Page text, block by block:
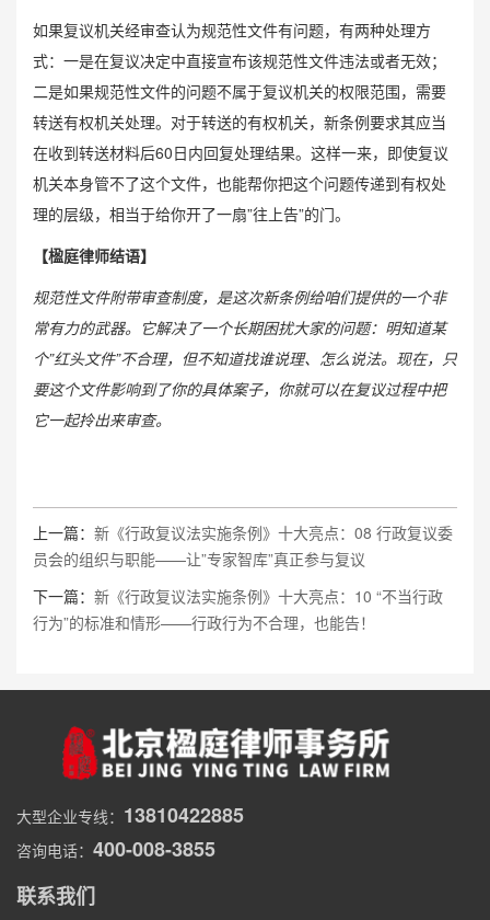
如果复议机关经审查认为规范性文件有问题，有两种处理方
式：一是在复议决定中直接宣布该规范性文件违法或者无效；
二是如果规范性文件的问题不属于复议机关的权限范围，需要
转送有权机关处理。对于转送的有权机关，新条例要求其应当
在收到转送材料后60日内回复处理结果。这样一来，即使复议
机关本身管不了这个文件，也能帮你把这个问题传递到有权处
理的层级，相当于给你开了一扇”往上告”的门。
【楹庭律师结语】
规范性文件附带审查制度，是这次新条例给咱们提供的一个非
常有力的武器。它解决了一个长期困扰大家的问题：明知道某
个”红头文件”不合理，但不知道找谁说理、怎么说法。现在，只
要这个文件影响到了你的具体案子，你就可以在复议过程中把
它一起拎出来审查。
上一篇： 新《行政复议法实施条例》十大亮点：08 行政复议委
员会的组织与职能——让”专家智库”真正参与复议
下一篇： 新《行政复议法实施条例》十大亮点：10 “不当行政
行为”的标准和情形——行政行为不合理，也能告！
大型企业专线： 13810422885
咨询电话： 400-008-3855
联系我们